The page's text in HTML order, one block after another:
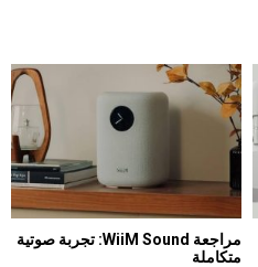
مراجعة WiiM Sound: تجربة صوتية
متكاملة